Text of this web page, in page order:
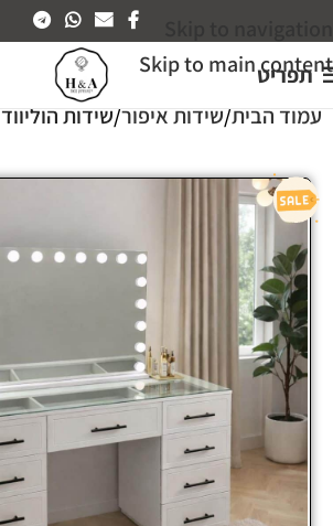
Skip to main content
תפריט
עמוד הבית שידות איפור שידות הוליווד